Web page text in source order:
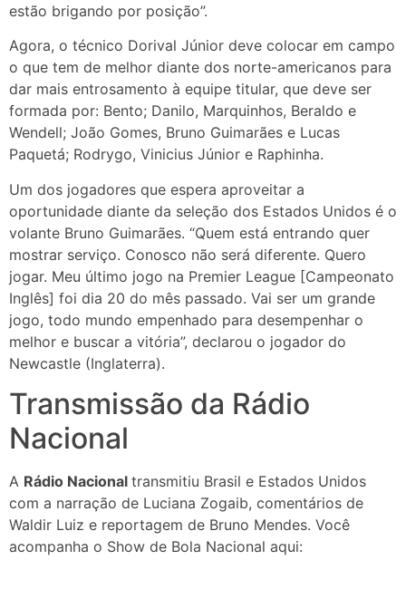
estão brigando por posição”.
Agora, o técnico Dorival Júnior deve colocar em campo
o que tem de melhor diante dos norte-americanos para
dar mais entrosamento à equipe titular, que deve ser
formada por: Bento; Danilo, Marquinhos, Beraldo e
Wendell; João Gomes, Bruno Guimarães e Lucas
Paquetá; Rodrygo, Vinicius Júnior e Raphinha.
Um dos jogadores que espera aproveitar a
oportunidade diante da seleção dos Estados Unidos é o
volante Bruno Guimarães. “Quem está entrando quer
mostrar serviço. Conosco não será diferente. Quero
jogar. Meu último jogo na Premier League [Campeonato
Inglês] foi dia 20 do mês passado. Vai ser um grande
jogo, todo mundo empenhado para desempenhar o
melhor e buscar a vitória”, declarou o jogador do
Newcastle (Inglaterra).
Transmissão da Rádio
Nacional
A Rádio Nacional transmitiu Brasil e Estados Unidos
com a narração de Luciana Zogaib, comentários de
Waldir Luiz e reportagem de Bruno Mendes. Você
acompanha o Show de Bola Nacional aqui: